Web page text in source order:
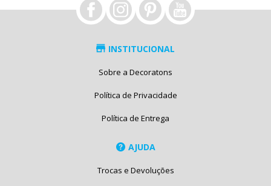
INSTITUCIONAL
Sobre a Decoratons
Política de Privacidade
Política de Entrega
AJUDA
Trocas e Devoluções